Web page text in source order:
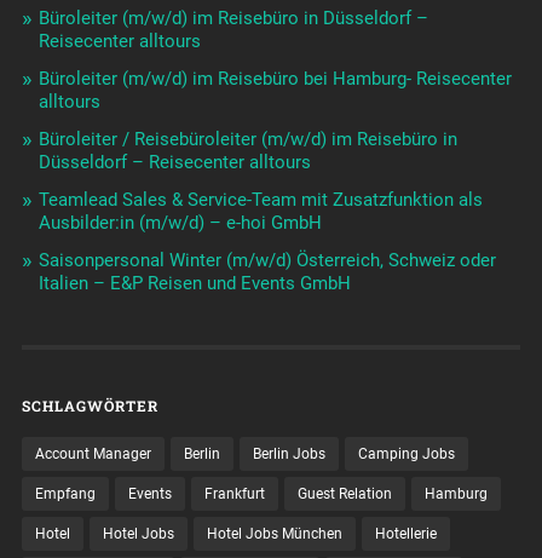
Büroleiter (m/w/d) im Reisebüro in Düsseldorf –
Reisecenter alltours
Büroleiter (m/w/d) im Reisebüro bei Hamburg- Reisecenter
alltours
Büroleiter / Reisebüroleiter (m/w/d) im Reisebüro in
Düsseldorf – Reisecenter alltours
Teamlead Sales & Service-Team mit Zusatzfunktion als
Ausbilder:in (m/w/d) – e-hoi GmbH
Saisonpersonal Winter (m/w/d) Österreich, Schweiz oder
Italien – E&P Reisen und Events GmbH
SCHLAGWÖRTER
Account Manager Berlin Berlin Jobs Camping Jobs
Empfang Events Frankfurt Guest Relation Hamburg
Hotel Hotel Jobs Hotel Jobs München Hotellerie